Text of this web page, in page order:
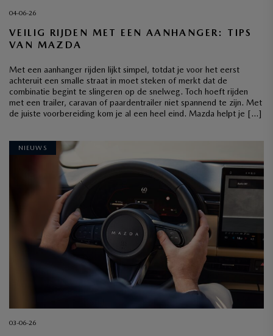
04-06-26
VEILIG RIJDEN MET EEN AANHANGER: TIPS
VAN MAZDA
Met een aanhanger rijden lijkt simpel, totdat je voor het eerst
achteruit een smalle straat in moet steken of merkt dat de
combinatie begint te slingeren op de snelweg. Toch hoeft rijden
met een trailer, caravan of paardentrailer niet spannend te zijn. Met
de juiste voorbereiding kom je al een heel eind. Mazda helpt je […]
NIEUWS
03-06-26